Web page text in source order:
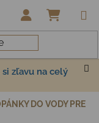
zľavu na celý
DO VODY PRE